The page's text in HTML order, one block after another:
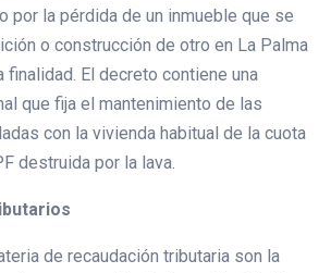
por la pérdida de un inmueble que se
o construcción de otro en La Palma
finalidad. El decreto contiene una
que fija el mantenimiento de las
con la vivienda habitual de la cuota
destruida por la lava.
de recaudación tributaria son la